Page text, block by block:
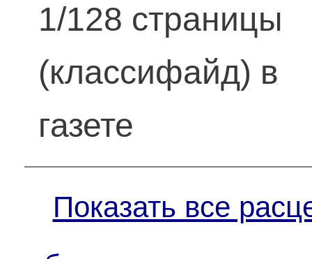
1/128 страницы
(классифайд) в
газете
Показать все